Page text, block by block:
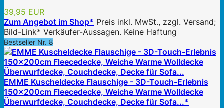
39,95 EUR
Zum Angebot im Shop* Preis inkl. MwSt., zzgl. Versand;
Bild-Link* Verkäufer-Aussagen. Keine Haftung
Bestseller Nr. 8
EMME Kuscheldecke Flauschige - 3D-Touch-Erlebnis
150x200cm Fleecedecke, Weiche Warme Wolldecke
Überwurfdecke, Couchdecke, Decke für Sofa...*